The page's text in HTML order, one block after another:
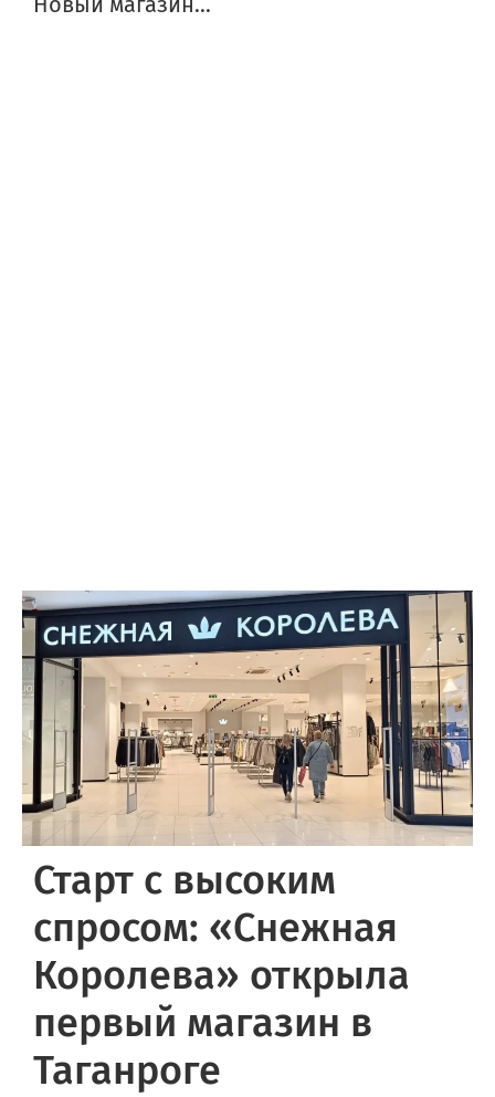
Старт с высоким
спросом: «Снежная
Королева» открыла
первый магазин в
Таганроге